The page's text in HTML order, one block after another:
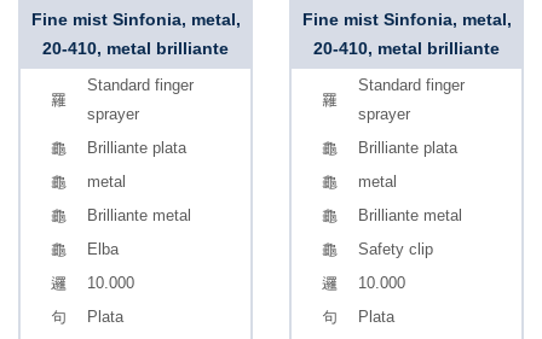
Fine mist Sinfonia, metal,
20-410, metal brilliante
Standard finger
sprayer
Brilliante plata
metal
Brilliante metal
Elba
10.000
Plata
Fine mist Sinfonia, metal,
20-410, metal brilliante
Standard finger
sprayer
Brilliante plata
metal
Brilliante metal
Safety clip
10.000
Plata